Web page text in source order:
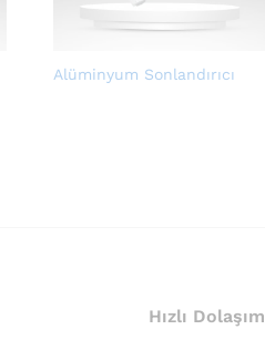
Alüminyum Sonlandırıcı
Hızlı Dolaşım